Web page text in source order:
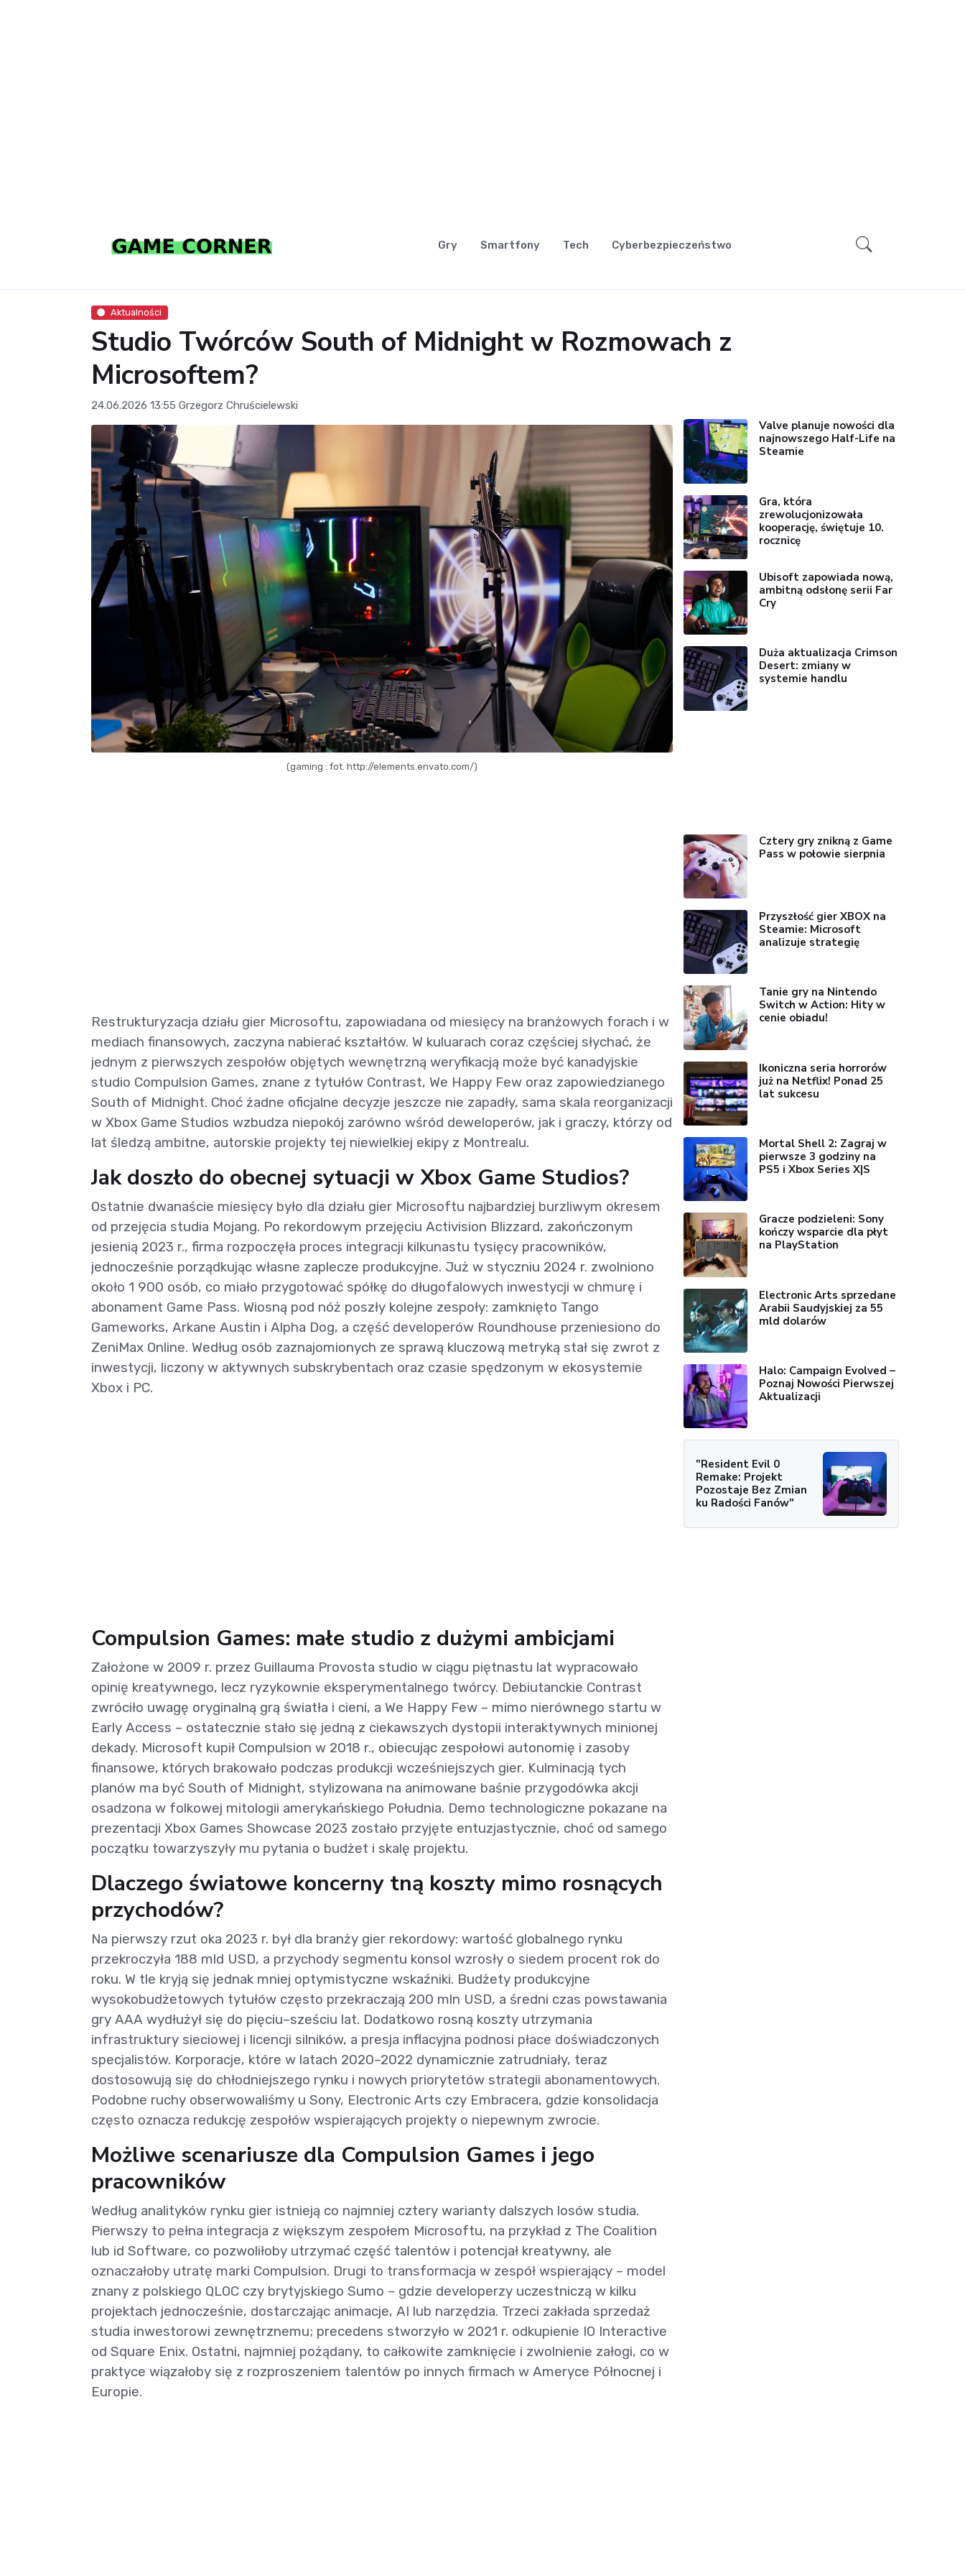
Gry Smartfony Tech Cyberbezpieczeństwo
Aktualności
Studio Twórców South of Midnight w Rozmowach z
Microsoftem?
24.06.2026 13:55 Grzegorz Chruścielewski
(gaming : fot. http://elements.envato.com/)
Restrukturyzacja działu gier Microsoftu, zapowiadana od miesięcy na branżowych forach i w
mediach finansowych, zaczyna nabierać kształtów. W kuluarach coraz częściej słychać, że
jednym z pierwszych zespołów objętych wewnętrzną weryfikacją może być kanadyjskie
studio Compulsion Games, znane z tytułów Contrast, We Happy Few oraz zapowiedzianego
South of Midnight. Choć żadne oficjalne decyzje jeszcze nie zapadły, sama skala reorganizacji
w Xbox Game Studios wzbudza niepokój zarówno wśród deweloperów, jak i graczy, którzy od
lat śledzą ambitne, autorskie projekty tej niewielkiej ekipy z Montrealu.
Jak doszło do obecnej sytuacji w Xbox Game Studios?
Ostatnie dwanaście miesięcy było dla działu gier Microsoftu najbardziej burzliwym okresem
od przejęcia studia Mojang. Po rekordowym przejęciu Activision Blizzard, zakończonym
jesienią 2023 r., firma rozpoczęła proces integracji kilkunastu tysięcy pracowników,
jednocześnie porządkując własne zaplecze produkcyjne. Już w styczniu 2024 r. zwolniono
około 1 900 osób, co miało przygotować spółkę do długofalowych inwestycji w chmurę i
abonament Game Pass. Wiosną pod nóż poszły kolejne zespoły: zamknięto Tango
Gameworks, Arkane Austin i Alpha Dog, a część developerów Roundhouse przeniesiono do
ZeniMax Online. Według osób zaznajomionych ze sprawą kluczową metryką stał się zwrot z
inwestycji, liczony w aktywnych subskrybentach oraz czasie spędzonym w ekosystemie
Xbox i PC.
Compulsion Games: małe studio z dużymi ambicjami
Założone w 2009 r. przez Guillauma Provosta studio w ciągu piętnastu lat wypracowało
opinię kreatywnego, lecz ryzykownie eksperymentalnego twórcy. Debiutanckie Contrast
zwróciło uwagę oryginalną grą światła i cieni, a We Happy Few – mimo nierównego startu w
Early Access – ostatecznie stało się jedną z ciekawszych dystopii interaktywnych minionej
dekady. Microsoft kupił Compulsion w 2018 r., obiecując zespołowi autonomię i zasoby
finansowe, których brakowało podczas produkcji wcześniejszych gier. Kulminacją tych
planów ma być South of Midnight, stylizowana na animowane baśnie przygodówka akcji
osadzona w folkowej mitologii amerykańskiego Południa. Demo technologiczne pokazane na
prezentacji Xbox Games Showcase 2023 zostało przyjęte entuzjastycznie, choć od samego
początku towarzyszyły mu pytania o budżet i skalę projektu.
Dlaczego światowe koncerny tną koszty mimo rosnących
przychodów?
Na pierwszy rzut oka 2023 r. był dla branży gier rekordowy: wartość globalnego rynku
przekroczyła 188 mld USD, a przychody segmentu konsol wzrosły o siedem procent rok do
roku. W tle kryją się jednak mniej optymistyczne wskaźniki. Budżety produkcyjne
wysokobudżetowych tytułów często przekraczają 200 mln USD, a średni czas powstawania
gry AAA wydłużył się do pięciu–sześciu lat. Dodatkowo rosną koszty utrzymania
infrastruktury sieciowej i licencji silników, a presja inflacyjna podnosi płace doświadczonych
specjalistów. Korporacje, które w latach 2020–2022 dynamicznie zatrudniały, teraz
dostosowują się do chłodniejszego rynku i nowych priorytetów strategii abonamentowych.
Podobne ruchy obserwowaliśmy u Sony, Electronic Arts czy Embracera, gdzie konsolidacja
często oznacza redukcję zespołów wspierających projekty o niepewnym zwrocie.
Możliwe scenariusze dla Compulsion Games i jego
pracowników
Według analityków rynku gier istnieją co najmniej cztery warianty dalszych losów studia.
Pierwszy to pełna integracja z większym zespołem Microsoftu, na przykład z The Coalition
lub id Software, co pozwoliłoby utrzymać część talentów i potencjał kreatywny, ale
oznaczałoby utratę marki Compulsion. Drugi to transformacja w zespół wspierający – model
znany z polskiego QLOC czy brytyjskiego Sumo – gdzie developerzy uczestniczą w kilku
projektach jednocześnie, dostarczając animacje, AI lub narzędzia. Trzeci zakłada sprzedaż
studia inwestorowi zewnętrznemu; precedens stworzyło w 2021 r. odkupienie IO Interactive
od Square Enix. Ostatni, najmniej pożądany, to całkowite zamknięcie i zwolnienie załogi, co w
praktyce wiązałoby się z rozproszeniem talentów po innych firmach w Ameryce Północnej i
Europie.
Valve planuje nowości dla
najnowszego Half-Life na
Steamie
Gra, która
zrewolucjonizowała
kooperację, świętuje 10.
rocznicę
Ubisoft zapowiada nową,
ambitną odsłonę serii Far
Cry
Duża aktualizacja Crimson
Desert: zmiany w
systemie handlu
Cztery gry znikną z Game
Pass w połowie sierpnia
Przyszłość gier XBOX na
Steamie: Microsoft
analizuje strategię
Tanie gry na Nintendo
Switch w Action: Hity w
cenie obiadu!
Ikoniczna seria horrorów
już na Netflix! Ponad 25
lat sukcesu
Mortal Shell 2: Zagraj w
pierwsze 3 godziny na
PS5 i Xbox Series X|S
Gracze podzieleni: Sony
kończy wsparcie dla płyt
na PlayStation
Electronic Arts sprzedane
Arabii Saudyjskiej za 55
mld dolarów
Halo: Campaign Evolved –
Poznaj Nowości Pierwszej
Aktualizacji
"Resident Evil 0
Remake: Projekt
Pozostaje Bez Zmian
ku Radości Fanów"